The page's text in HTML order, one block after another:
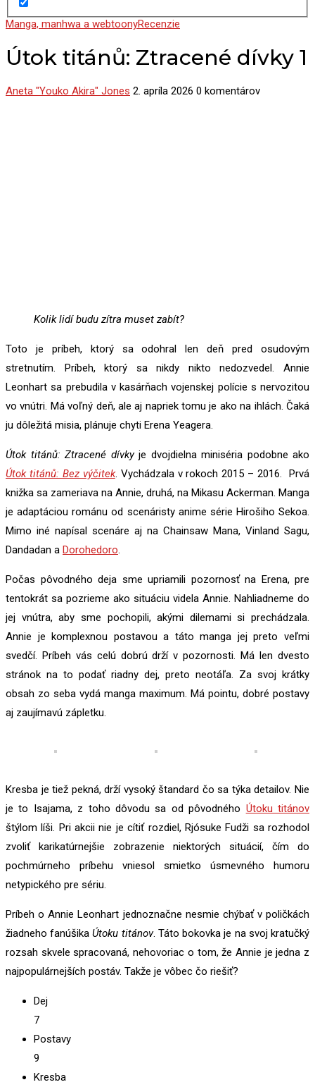
Manga, manhwa a webtoonyRecenzie
Útok titánů: Ztracené dívky 1
Aneta "Youko Akira" Jones 2. apríla 2026 0 komentárov
Kolik lidí budu zítra muset zabít?
Toto je príbeh, ktorý sa odohral len deň pred osudovým
stretnutím. Príbeh, ktorý sa nikdy nikto nedozvedel. Annie
Leonhart sa prebudila v kasárňach vojenskej polície s nervozitou
vo vnútri. Má voľný deň, ale aj napriek tomu je ako na ihlách. Čaká
ju dôležitá misia, plánuje chyti Erena Yeagera.
Útok titánů: Ztracené dívkyje dvojdielna miniséria podobne ako
Útok titánů: Bez výčitek. Vychádzala v rokoch 2015 – 2016. Prvá
knižka sa zameriava na Annie, druhá, na Mikasu Ackerman. Manga
je adaptáciou románu od scenáristy anime série Hirošiho Sekoa.
Mimo iné napísal scenáre aj na Chainsaw Mana, Vinland Sagu,
Dandadan a Dorohedoro.
Počas pôvodného deja sme upriamili pozornosť na Erena, pre
tentokrát sa pozrieme ako situáciu videla Annie. Nahliadneme do
jej vnútra, aby sme pochopili, akými dilemami si prechádzala.
Annie je komplexnou postavou a táto manga jej preto veľmi
svedčí. Príbeh vás celú dobrú drží v pozornosti. Má len dvesto
stránok na to podať riadny dej, preto neotáľa. Za svoj krátky
obsah zo seba vydá manga maximum. Má pointu, dobré postavy
aj zaujímavú zápletku.
Kresba je tiež pekná, drží vysoký štandard čo sa týka detailov. Nie
je to Isajama, z toho dôvodu sa od pôvodného Útoku titánov
štýlom líši. Pri akcii nie je cítiť rozdiel, Rjósuke Fudži sa rozhodol
zvoliť karikatúrnejšie zobrazenie niektorých situácií, čím do
pochmúrneho príbehu vniesol smietko úsmevného humoru
netypického pre sériu.
Príbeh o Annie Leonhart jednoznačne nesmie chýbať v poličkách
žiadneho fanúšikaÚtoku titánov. Táto bokovka je na svoj kratučký
rozsah skvele spracovaná, nehovoriac o tom, že Annie je jedna z
najpopulárnejších postáv. Takže je vôbec čo riešiť?
Dej
7
Postavy
9
Kresba